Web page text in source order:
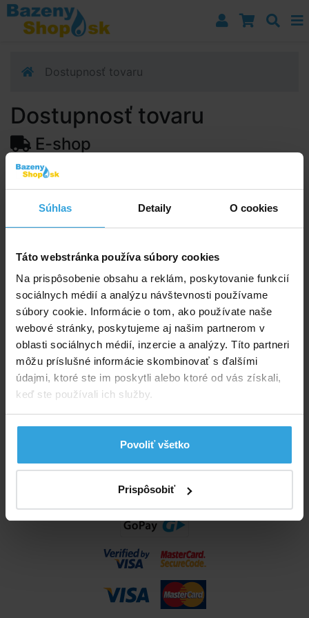
Súhlas Detaily O cookies
Táto webstránka používa súbory cookies
Na prispôsobenie obsahu a reklám, poskytovanie funkcií
sociálnych médií a analýzu návštevnosti používame
súbory cookie. Informácie o tom, ako používate naše
webové stránky, poskytujeme aj našim partnerom v
oblasti sociálnych médií, inzercie a analýzy. Títo partneri
môžu príslušné informácie skombinovať s ďalšími
údajmi, ktoré ste im poskytli alebo ktoré od vás získali,
keď ste používali ich služby.
Povoliť všetko
Prispôsobiť
Prejsť k navigácii
Prejsť na obsah
Prejsť k bočnému stĺpci
Dostupnosť tovaru
Dostupnosť tovaru
E-shop
Dostupnosť:
výdajné miesto:
12.08.2026
môže sa zmeniť.
Poradíme vám!
info@bazenyshop.sk
02 2057 0035
Telefónne číslo neslúži na objednaní tovaru
Všetko o nákupe
Obchodné podmienky
Možnosti dopravy a platby
Reklamácie
Odstúpenie od zmluvy